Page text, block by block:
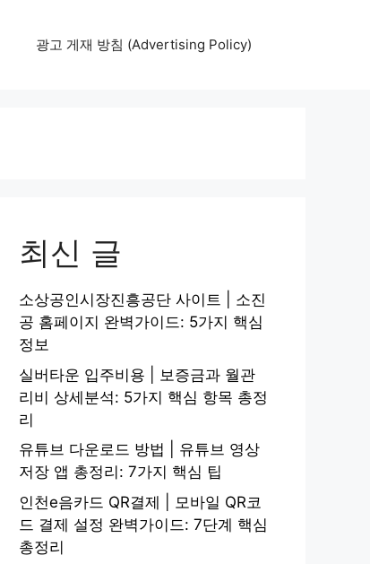
광고 게재 방침 (Advertising Policy)
최신 글
소상공인시장진흥공단 사이트 | 소진
공 홈페이지 완벽가이드: 5가지 핵심
정보
실버타운 입주비용 | 보증금과 월관
리비 상세분석: 5가지 핵심 항목 총정
리
유튜브 다운로드 방법 | 유튜브 영상
저장 앱 총정리: 7가지 핵심 팁
인천e음카드 QR결제 | 모바일 QR코
드 결제 설정 완벽가이드: 7단계 핵심
총정리